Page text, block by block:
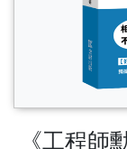
《工程